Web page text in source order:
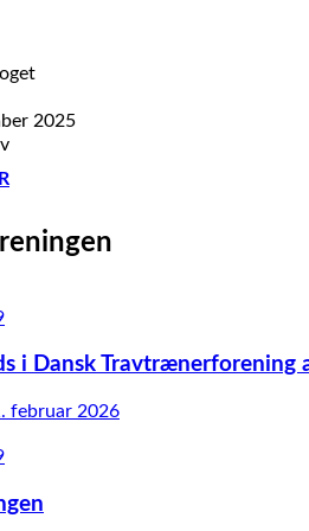
2025
i Dansk Travtrænerforening
februar 2026